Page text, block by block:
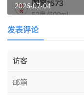
2026-07-04
发表评论